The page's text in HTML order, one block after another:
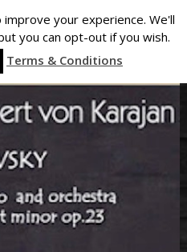
your experience. We'll
you can opt-out if you wish.
Terms & Conditions